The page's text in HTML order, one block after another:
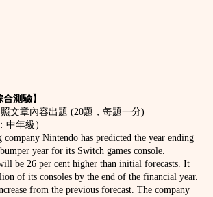
測驗】
文章內容出題 (20題，每題一分)
中年級）
company Nintendo has predicted the year ending
year for its Switch games console.
be 26 per cent higher than initial forecasts. It
of its consoles by the end of the financial year.
from the previous forecast. The company